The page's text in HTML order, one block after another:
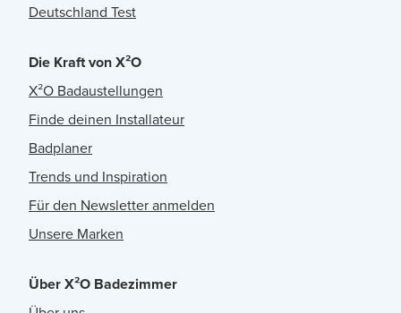
Deutschland Test
Die Kraft von X²O
X²O Badaustellungen
Finde deinen Installateur
Badplaner
Trends und Inspiration
Für den Newsletter anmelden
Unsere Marken
Über X²O Badezimmer